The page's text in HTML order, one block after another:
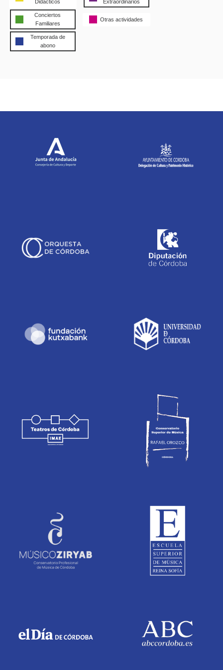
Didácticos
Extraordinarios
Conciertos
Familiares
Otras actividades
Temporada de
abono